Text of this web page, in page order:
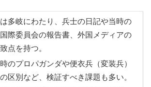
多岐にわたり、兵士の日記や当時の
際委員会の報告書、外国メディアの
点を持つ。
のプロパガンダや便衣兵（変装兵）
区別など、検証すべき課題も多い。